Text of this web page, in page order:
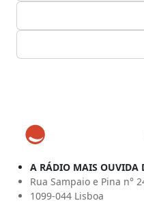
A RÁDIO MAIS OUVIDA
Rua Sampaio e Pina n°
1099-044 Lisboa